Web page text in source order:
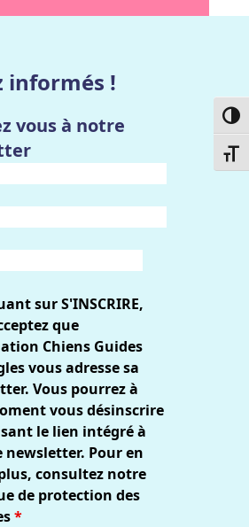
informés !
vous à notre
sur S'INSCRIRE,
que
Chiens Guides
vous adresse sa
Vous pourrez à
vous désinscrire
le lien intégré à
newsletter. Pour en
consultez notre
de protection des
*